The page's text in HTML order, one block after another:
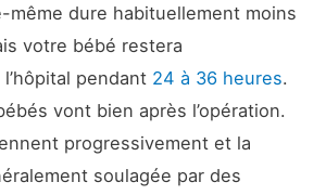
même dure habituellement moins
votre bébé restera
pendant 24 à 36 heures.
vont bien après l’opération.
progressivement et la
soulagée par des